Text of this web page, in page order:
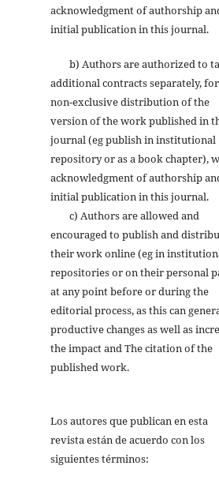
acknowledgment of authorship
initial publication in this journal.
b) Authors are authorized to
additional contracts separately, for
non-exclusive distribution of the
version of the work published in
journal (eg publish in institutional
repository or as a book chapter),
acknowledgment of authorship
initial publication in this journal.
c) Authors are allowed and
encouraged to publish and
their work online (eg in
repositories or on their personal
at any point before or during the
editorial process, as this can
productive changes as well as
the impact and The citation of the
published work.
Los autores que publican en esta
revista están de acuerdo con los
siguientes términos: